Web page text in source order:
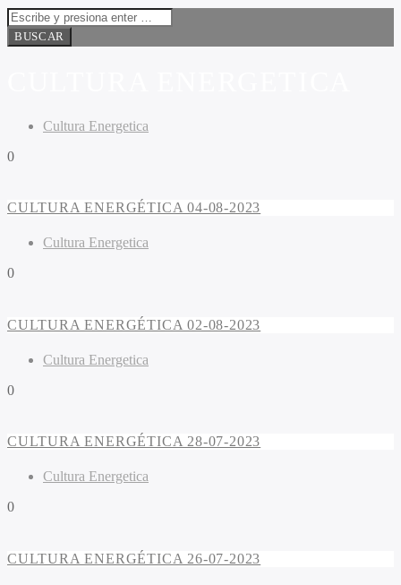
Cultura Energetica
0
CULTURA ENERGÉTICA 04-08-2023
Cultura Energetica
0
CULTURA ENERGÉTICA 02-08-2023
Cultura Energetica
0
CULTURA ENERGÉTICA 28-07-2023
Cultura Energetica
0
CULTURA ENERGÉTICA 26-07-2023